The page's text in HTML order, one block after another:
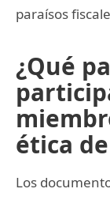
paraísos
¿Qué
ética
Los